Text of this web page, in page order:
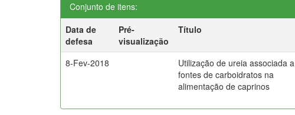
Conjunto de itens:
Data de
defesa
Pré-
visualização
Título
8-Fev-2018
Utilização de ureia associada a
fontes de carboidratos na
alimentação de caprinos